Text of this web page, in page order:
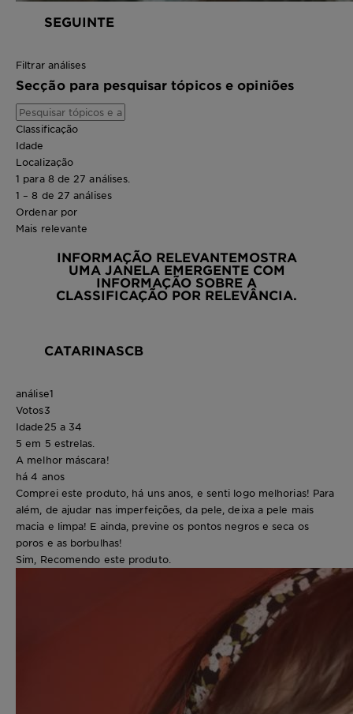
SEGUINTE
Filtrar análises
Secção para pesquisar tópicos e opiniões
Classificação
Idade
Localização
1 para 8 de 27 análises.
1 – 8 de 27 análises
Ordenar por
Mais relevante
INFORMAÇÃO RELEVANTEMOSTRA
UMA JANELA EMERGENTE COM
INFORMAÇÃO SOBRE A
CLASSIFICAÇÃO POR RELEVÂNCIA.
CATARINASCB
análise1
Votos3
Idade25 a 34
5 em 5 estrelas.
A melhor máscara!
há 4 anos
Comprei este produto, há uns anos, e senti logo melhorias! Para
além, de ajudar nas imperfeições, da pele, deixa a pele mais
macia e limpa! E ainda, previne os pontos negros e seca os
poros e as borbulhas!
Sim, Recomendo este produto.